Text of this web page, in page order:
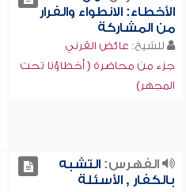
الأخطاء: الانطواء والفرار
من المشاركة
للشيخ: عائض القرني
جزء من محاضرة ( أخطاؤنا تحت
المجهر)
الفهرس:التشبه
بالكفار , الأسئلة